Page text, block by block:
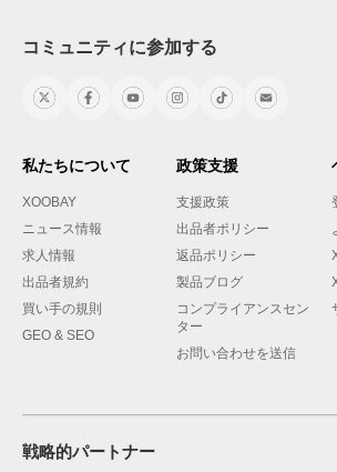
コミュニティに参加する
私たちについて
XOOBAY
ニュース情報
求人情報
出品者規約
買い手の規則
GEO & SEO
政策支援
支援政策
出品者ポリシー
返品ポリシー
製品ブログ
コンプライアンスセン
ター
お問い合わせを送信
戦略的パートナー